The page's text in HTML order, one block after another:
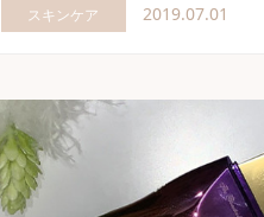
スキンケア 2019.07.01